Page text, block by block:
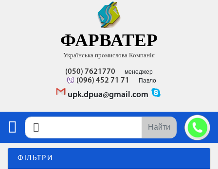
ФАРВАТЕР
Українська промислова Компанія
(050) 7621770 менеджер
(096) 452 71 71 Павло
upk.dpua@gmail.com
Найти
ФІЛЬТРИ